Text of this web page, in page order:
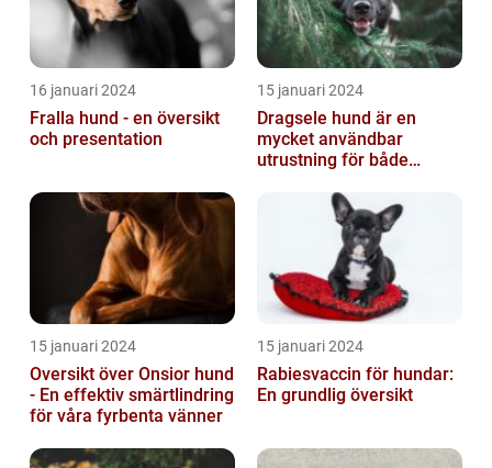
16 januari 2024
Fralla hund - en översikt
och presentation
15 januari 2024
Dragsele hund är en
mycket användbar
utrustning för både
15 januari 2024
Oversikt över Onsior hund
- En effektiv smärtlindring
för våra fyrbenta vänner
15 januari 2024
Rabiesvaccin för hundar:
En grundlig översikt